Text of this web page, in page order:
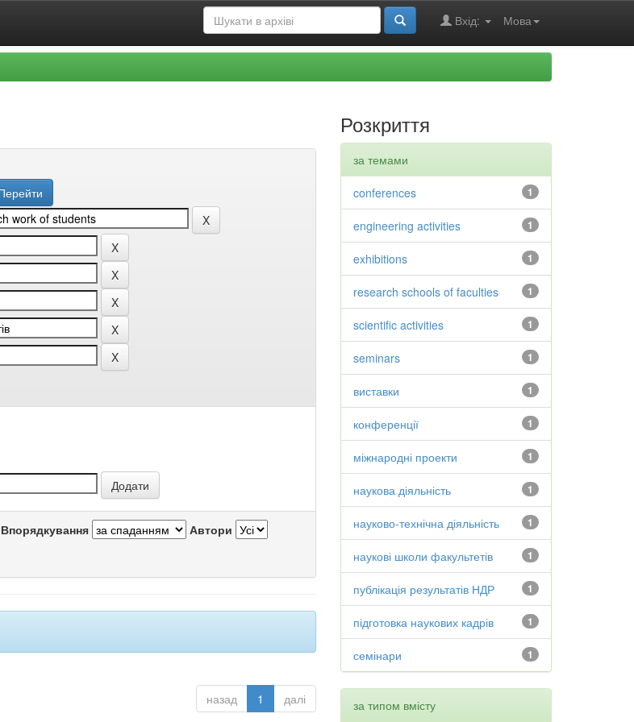
Мова
Вхід:
Впорядкування Автори
назад 1 далі
Розкриття
за темами
1
conferences
1
engineering activities
1
exhibitions
1
research schools of faculties
1
scientific activities
1
seminars
1
виставки
1
конференції
1
міжнародні проекти
1
наукова діяльність
1
науково-технічна діяльність
1
наукові школи факультетів
1
публікація результатів НДР
1
підготовка наукових кадрів
1
семінари
за типом вмісту